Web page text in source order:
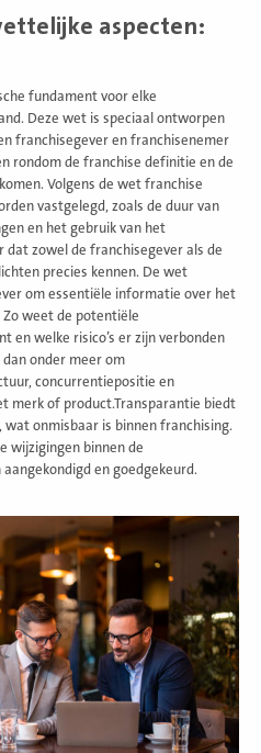
aspecten:
fundament voor elke
Deze wet is speciaal ontworpen
franchisegever en franchisenemer
rondom de franchise definitie en de
Volgens de wet franchise
vastgelegd, zoals de duur van
en het gebruik van het
zowel de franchisegever als de
precies kennen. De wet
om essentiële informatie over het
weet de potentiële
en welke risico’s er zijn verbonden
onder meer om
concurrentiepositie en
merk of product.Transparantie biedt
onmisbaar is binnen franchising.
wijzigingen binnen de
en goedgekeurd.